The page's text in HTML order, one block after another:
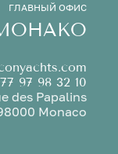
ГЛАВНЫЙ ОФИС
97 98 32 10
des Papalins
Monaco